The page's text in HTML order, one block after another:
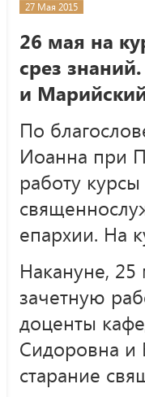
27 Мая 2015
26 мая на
срез
и
По
Иоанна при
работу
епархии. На
Накануне,
зачетную
доценты
Сидоровна и
старание